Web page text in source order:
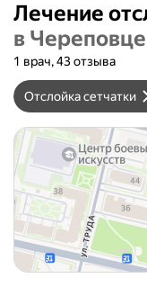
Лечение
в Череповце
1 врач, 43 отзыва
Отслойка сетчатки